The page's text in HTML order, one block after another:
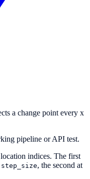
a change point every x
pipeline or API test.
location indices. The first
step_size, the second at